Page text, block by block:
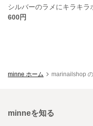
600円
minne ホーム marinailshop
minneを知る